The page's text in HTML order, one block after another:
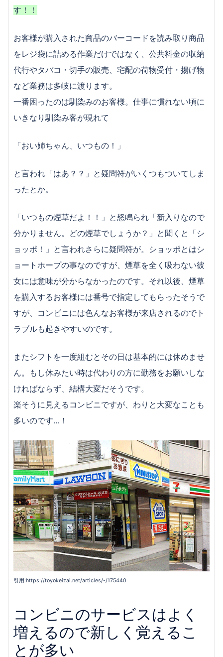
まとめ
仕事を徹底比較！
まかないが付くのがイイ！ファミレスでバイトをす
るメリット
体入って何？？ガールズバー・キャバクラの体験入
店について
出会いも多い？イベントスタッフのバイトって何を
在宅でも働ける？女性に人気なデータ入力のバイト
大学生はラウンジでバイトするのがおすすめな理由
女性向けバイト！イベントコンパニオンのバイトっ
て何をするの？
注意点
楽そうと思ったら大間違い！？コンビニでバイトす
る注意点
求人を見る前にCHECK！女子がやってはいけないキ
ツいバイトまとめ
高い時給が魅力！コーヒーレディのバイトって何を
するの？
す！！
お客様が購入された商品のバーコードを読み取り商品
をレジ袋に詰める作業だけではなく、公共料金の収納
代行やタバコ・切手の販売、宅配の荷物受付・揚げ物
など業務は多岐に渡ります。
一番困ったのは馴染みのお客様。仕事に慣れない頃に
いきなり馴染み客が現れて
「おい姉ちゃん、いつもの！」
と言われ「はあ？？」と疑問符がいくつもついてしま
ったとか。
「いつもの煙草だよ！！」と怒鳴られ「新入りなので
分かりません。どの煙草でしょうか？」と聞くと「シ
ョッポ！」と言われさらに疑問符が。ショッポとはシ
ョートホープの事なのですが、煙草を全く吸わない彼
女には意味が分からなかったのです。それ以後、煙草
を購入するお客様には番号で指定してもらったそうで
すが、コンビニには色んなお客様が来店されるのでト
ラブルも起きやすいのです。
またシフトを一度組むとその日は基本的には休めませ
ん。もし休みたい時は代わりの方に勤務をお願いしな
ければならず、結構大変だそうです。
楽そうに見えるコンビニですが、わりと大変なことも
多いのです…！
引用:https://toyokeizai.net/articles/-/175440
コンビニのサービスはよく
増えるので新しく覚えるこ
とが多い